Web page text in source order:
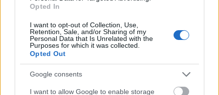
Opted In
I want to opt-out of Collection, Use,
Retention, Sale, and/or Sharing of my
Personal Data that Is Unrelated with the
Purposes for which it was collected.
Opted Out
Google consents
I want to allow Google to enable storage
megkapta az Oskar Cepan-díjat, amellyel
féléves tanulmányutat és kiállítási
lehetőséget nyert New Yorkba. Május 20-tól
mutatta be grafikáit az amerikai
nagyvárosban.
A művész 1973-ban Éadacban, az egykori
Csehszlovákia területén született,